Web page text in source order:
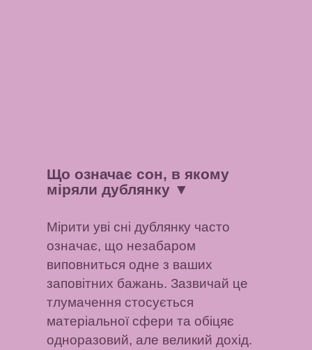
Що означає сон, в якому
міряли дублянку ▼
Мірити уві сні дублянку часто
означає, що незабаром
виповниться одне з ваших
заповітних бажань. Зазвичай це
тлумачення стосується
матеріальної сфери та обіцяє
одноразовий, але великий дохід.